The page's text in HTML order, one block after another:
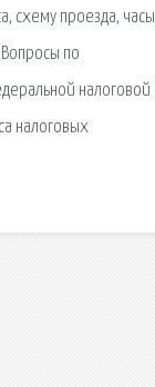
схему проезда, часы
по
налоговой
налоговых